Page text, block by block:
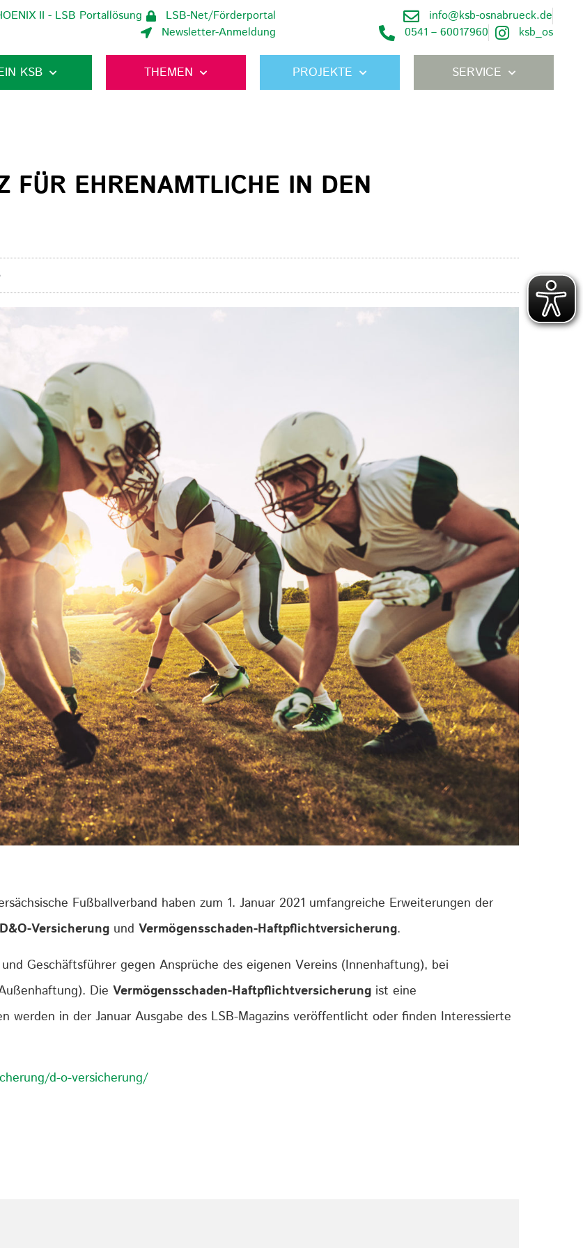
II - LSB Portallösung
LSB-Net/Förderportal
Newsletter-Anmeldung
info@ksb-osnabrueck.de
0541 – 60017960
ksb_os
KSB THEMEN PROJEKTE SERVICE
FÜR EHRENAMTLICHE IN DEN
Fußballverband haben zum 1. Januar 2021 umfangreiche Erweiterungen der
D&O-Versicherung und Vermögensschaden-Haftpflichtversicherung.
Geschäftsführer gegen Ansprüche des eigenen Vereins (Innenhaftung), bei
Die Vermögensschaden-Haftpflichtversicherung ist eine
werden in der Januar Ausgabe des LSB-Magazins veröffentlicht oder finden Interessierte
d-o-versicherung/